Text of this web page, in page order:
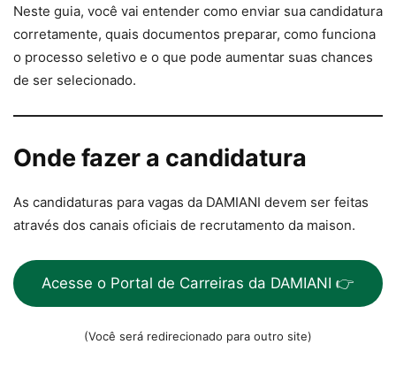
Neste guia, você vai entender como enviar sua candidatura
corretamente, quais documentos preparar, como funciona
o processo seletivo e o que pode aumentar suas chances
de ser selecionado.
Onde fazer a candidatura
As candidaturas para vagas da DAMIANI devem ser feitas
através dos canais oficiais de recrutamento da maison.
Acesse o Portal de Carreiras da DAMIANI 👉
(Você será redirecionado para outro site)